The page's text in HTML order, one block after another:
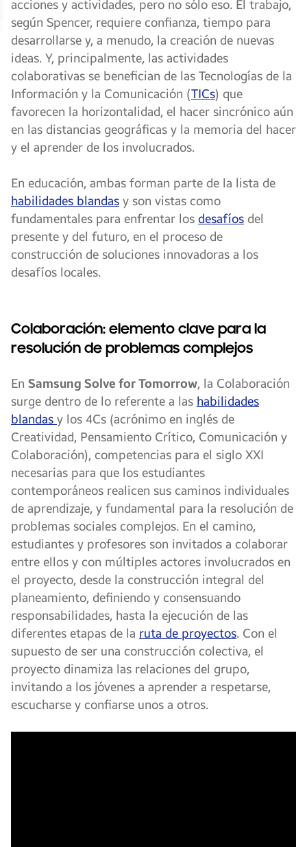
acciones y actividades, pero no sólo eso. El trabajo,
según Spencer, requiere confianza, tiempo para
desarrollarse y, a menudo, la creación de nuevas
ideas. Y, principalmente, las actividades
colaborativas se benefician de las Tecnologías de la
Información y la Comunicación (TICs) que
favorecen la horizontalidad, el hacer sincrónico aún
en las distancias geográficas y la memoria del hacer
y el aprender de los involucrados.
En educación, ambas forman parte de la lista de
habilidades blandas y son vistas como
fundamentales para enfrentar los desafíos del
presente y del futuro, en el proceso de
construcción de soluciones innovadoras a los
desafíos locales.
Colaboración: elemento clave para la
resolución de problemas complejos
En Samsung Solve for Tomorrow, la Colaboración
surge dentro de lo referente a las habilidades
blandas y los 4Cs (acrónimo en inglés de
Creatividad, Pensamiento Crítico, Comunicación y
Colaboración), competencias para el siglo XXI
necesarias para que los estudiantes
contemporáneos realicen sus caminos individuales
de aprendizaje, y fundamental para la resolución de
problemas sociales complejos. En el camino,
estudiantes y profesores son invitados a colaborar
entre ellos y con múltiples actores involucrados en
el proyecto, desde la construcción integral del
planeamiento, definiendo y consensuando
responsabilidades, hasta la ejecución de las
diferentes etapas de la ruta de proyectos. Con el
supuesto de ser una construcción colectiva, el
proyecto dinamiza las relaciones del grupo,
invitando a los jóvenes a aprender a respetarse,
escucharse y confiarse unos a otros.